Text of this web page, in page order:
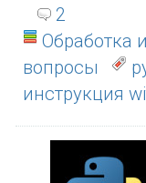
2
Обработка
вопросы
инструкция